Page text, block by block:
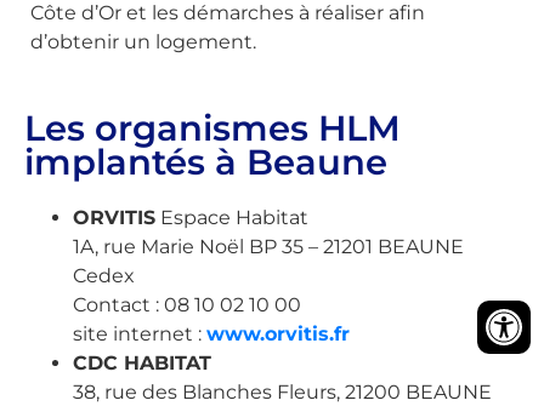
Côte d’Or et les démarches à réaliser afin
d’obtenir un logement.
Les organismes HLM
implantés à Beaune
ORVITIS Espace Habitat
1A, rue Marie Noël BP 35 – 21201 BEAUNE
Cedex
Contact : 08 10 02 10 00
site internet : www.orvitis.fr
CDC HABITAT
38, rue des Blanches Fleurs, 21200 BEAUNE